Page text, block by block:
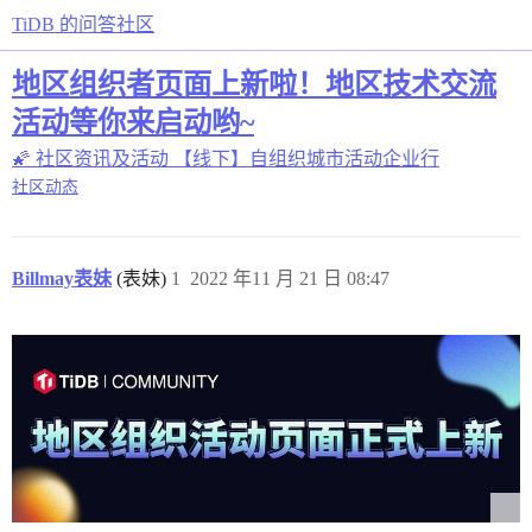
TiDB 的问答社区
地区组织者页面上新啦！地区技术交流
活动等你来启动哟~
🌠 社区资讯及活动 【线下】自组织城市活动企业行
社区动态
Billmay表妹 (表妹) 2022 年11 月 21 日 08:47
1